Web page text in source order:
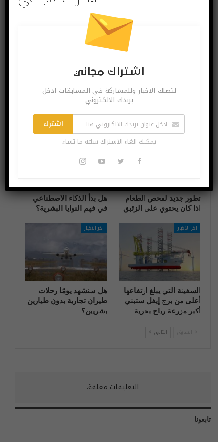
تطبيق واتساب يحصل
رسمياً: أونر تعلن عن
Pro بمعالج Kirin 990
آخر الاخبار
تطور جديد لفحص الطعام
اذا كان يحتوي على الزئبق
آخر الاخبار
هل بدأ الذكاء الاصطناعي
في فهم النوايا البشرية؟
آخر الاخبار
السفينة التي يبلغ ارتفاعها
أعلى من برج إيفل ستبني
أكبر مزرعة رياح بحرية
آخر الاخبار
هل سنشهد يومًا رحلات
طيران تجارية بدون طيارين
بشريين؟
التالي
التعليقات مغلقة.
تابعونا
اشتراك مجاني
لتصلك الاخبار وللمشاركة في المسابقات ادخل
بريدك الالكتروني
اشترك
يمكنك الغاء الاشتراك ساعة ما تشاء